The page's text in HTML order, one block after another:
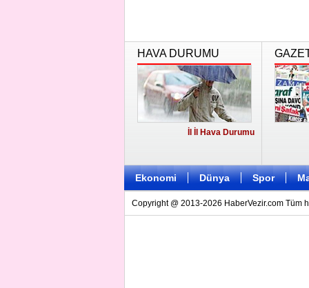
HAVA DURUMU
İl İl Hava Durumu
Ekonomi Dünya Spor
Copyright @ 2013-2026 HaberVezir.com Tüm